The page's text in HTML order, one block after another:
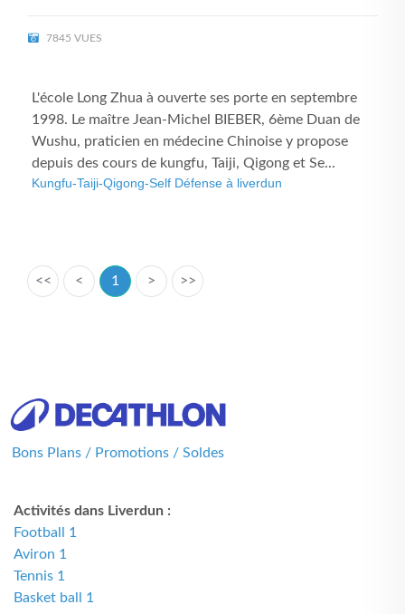
7845 VUES
L'école Long Zhua à ouverte ses porte en septembre
1998. Le maître Jean-Michel BIEBER, 6ème Duan de
Wushu, praticien en médecine Chinoise y propose
depuis des cours de kungfu, Taiji, Qigong et Se...
Kungfu-Taiji-Qigong-Self Défense à liverdun
<< < 1 > >>
Bons Plans / Promotions / Soldes
Activités dans Liverdun :
Football 1
Aviron 1
Tennis 1
Basket ball 1